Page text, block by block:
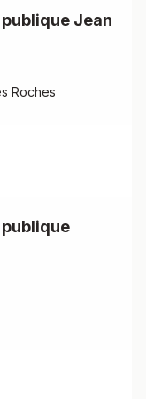
Jean
Roches